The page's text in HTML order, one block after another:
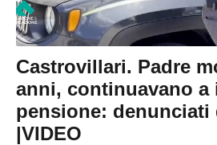
Castrovillari. Padre
anni, continuavano a
pensione: denunciati
|VIDEO